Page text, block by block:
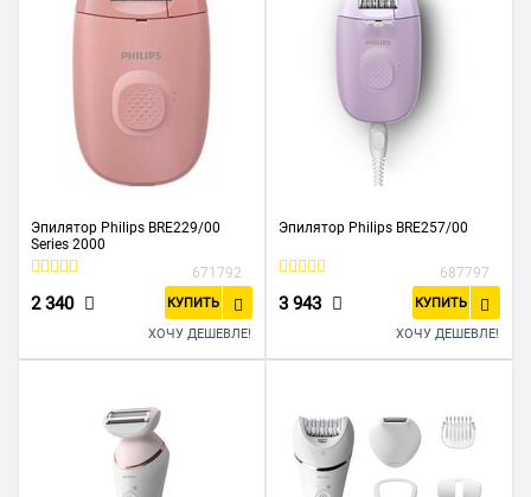
Эпилятор Philips BRE229/00
Series 2000
671792
2 340 КУПИТЬ
ХОЧУ ДЕШЕВЛЕ!
Эпилятор Philips BRE257/00
687797
3 943 КУПИТЬ
ХОЧУ ДЕШЕВЛЕ!